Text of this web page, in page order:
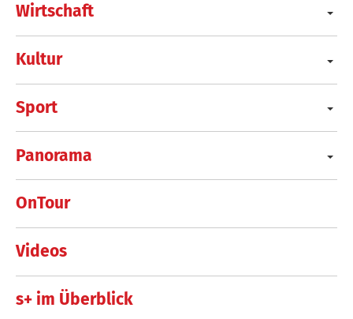
Wirtschaft
Kultur
Sport
Panorama
OnTour
Videos
s+ im Überblick